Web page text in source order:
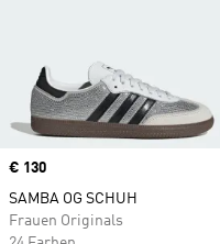
Price
€ 130
SAMBA OG SCHUH
Frauen Originals